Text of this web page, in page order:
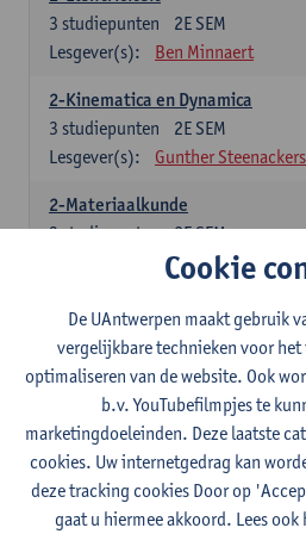
2E SEM
3 studiepunten
Lesgever(s):
Ben Minnaert
2-Kinematica en Dynamica
2E SEM
3 studiepunten
Lesgever(s):
Gunther Steenackers
2-Materiaalkunde
2E SEM
3studiepunten
Linda Beenaerts
2-Wiskunde
2E SEM
studiepunten
Lesgever(s):
Rudi Penne Jeffrey
Stijn Dierckx
Senne Ignoul
Specifiek deel
15 studiepunten
Cookie
De UAntwerpen maakt gebruik
vergelijkbare technieken voor
optimaliseren van de website. Ook
b.v. YouTubefilmpjes te
marketingdoeleinden. Deze laatste
cookies. Uw internetgedrag kan
deze tracking cookies Door op
gaat u hiermee akkoord. Lees ook